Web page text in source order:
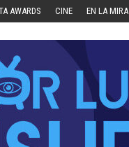
AWARDS CINE EN LA MIRA